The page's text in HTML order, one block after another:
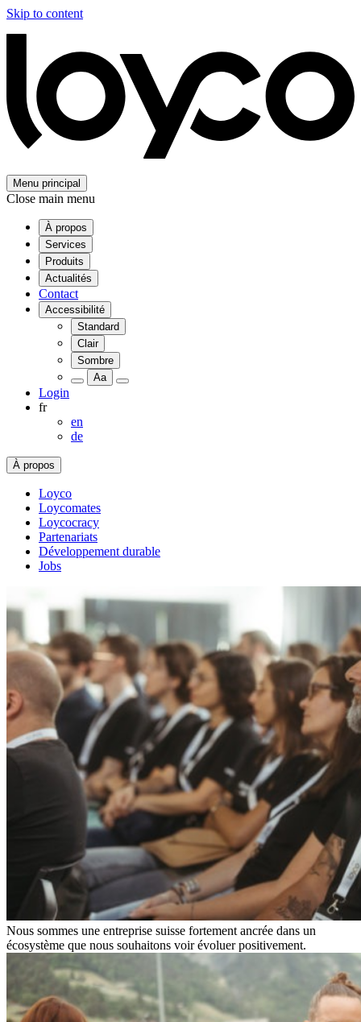
Skip to content
Menu principal
Close main menu
À propos
Services
Produits
Actualités
Contact
Accessibilité
Standard
Clair
Sombre
Aa
Login
fr
en
de
À propos
Loyco
Loycomates
Loycocracy
Partenariats
Développement durable
Jobs
Nous sommes une entreprise suisse fortement ancrée dans un
écosystème que nous souhaitons voir évoluer positivement.